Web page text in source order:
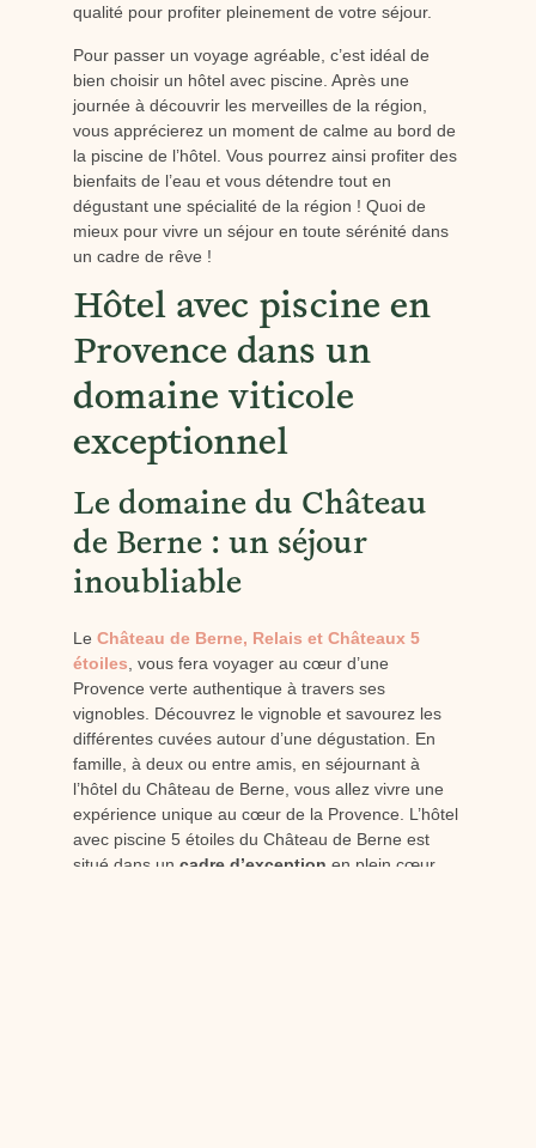
qualité pour profiter pleinement de votre séjour.
Pour passer un voyage agréable, c’est idéal de
bien choisir un hôtel avec piscine. Après une
journée à découvrir les merveilles de la région,
vous apprécierez un moment de calme au bord de
la piscine de l’hôtel. Vous pourrez ainsi profiter des
bienfaits de l’eau et vous détendre tout en
dégustant une spécialité de la région ! Quoi de
mieux pour vivre un séjour en toute sérénité dans
un cadre de rêve !
Hôtel avec piscine en
Provence dans un
domaine viticole
exceptionnel
Le domaine du Château
de Berne : un séjour
inoubliable
Le Château de Berne, Relais et Châteaux 5
étoiles , vous fera voyager au cœur d’une
Provence verte authentique à travers ses
vignobles. Découvrez le vignoble et savourez les
différentes cuvées autour d’une dégustation. En
famille, à deux ou entre amis, en séjournant à
l’hôtel du Château de Berne, vous allez vivre une
expérience unique au cœur de la Provence. L’hôtel
avec piscine 5 étoiles du Château de Berne est
situé dans un cadre d’exception en plein cœur